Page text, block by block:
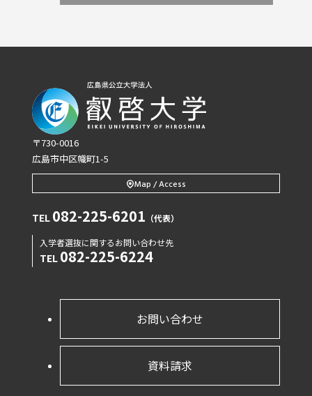
〒730-0016
広島市中区幟町1-5
Map / Access
TEL 082-225-6201 （代表）
入学者選抜に関するお問い合わせ先
TEL 082-225-6224
お問い合わせ
資料請求